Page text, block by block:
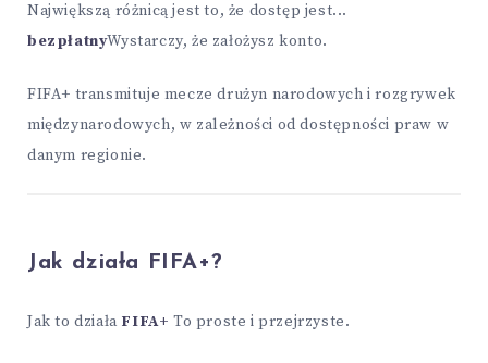
Największą różnicą jest to, że dostęp jest...
bezpłatnyWystarczy, że założysz konto.
FIFA+ transmituje mecze drużyn narodowych i rozgrywek
międzynarodowych, w zależności od dostępności praw w
danym regionie.
Jak działa FIFA+?
Jak to działa FIFA+ To proste i przejrzyste.